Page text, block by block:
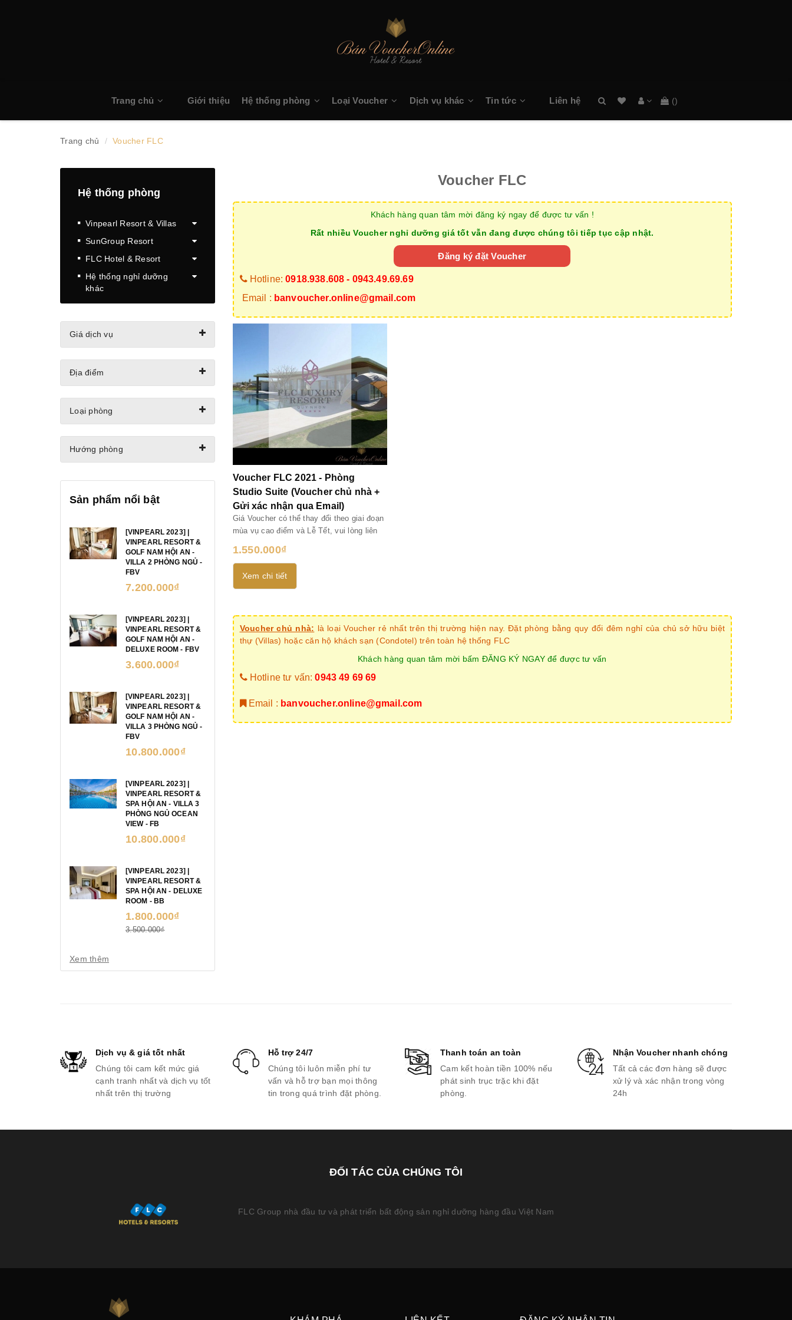
Trang chủ Giới thiệu Hệ thống phòng Loại Voucher Dịch vụ khác Tin tức Liên hệ
sách
()
Trang chủ Voucher FLC
Hệ thống phòng
Vinpearl Resort & Villas
SunGroup Resort
FLC Hotel & Resort
Hệ thống nghỉ dưỡng
khác
Giá dịch vụ
Địa điểm
Loại phòng
Hướng phòng
Sản phẩm nổi bật
[VINPEARL 2023] |
VINPEARL RESORT &
GOLF NAM HỘI AN -
VILLA 2 PHÒNG NGỦ -
FBV
7.200.000₫
[VINPEARL 2023] |
VINPEARL RESORT &
GOLF NAM HỘI AN -
DELUXE ROOM - FBV
3.600.000₫
[VINPEARL 2023] |
VINPEARL RESORT &
GOLF NAM HỘI AN -
VILLA 3 PHÒNG NGỦ -
FBV
10.800.000₫
[VINPEARL 2023] |
VINPEARL RESORT &
SPA HỘI AN - VILLA 3
PHÒNG NGỦ OCEAN
VIEW - FB
10.800.000₫
[VINPEARL 2023] |
VINPEARL RESORT &
SPA HỘI AN - DELUXE
ROOM - BB
1.800.000₫
3.500.000₫
Xem thêm
Voucher FLC
Khách hàng quan tâm mời đăng ký ngay để được tư vấn !
Rất nhiều Voucher nghỉ dưỡng giá tốt vẫn đang được chúng tôi tiếp tục cập nhật.
Đăng ký đặt Voucher
Hotline: 0918.938.608 - 0943.49.69.69
Email : banvoucher.online@gmail.com
Voucher FLC 2021 - Phòng
Studio Suite (Voucher chủ nhà +
Gửi xác nhận qua Email)
Giá Voucher có thể thay đổi theo giai đoạn
mùa vụ cao điểm và Lễ Tết, vui lòng liên
1.550.000₫
Xem chi tiết
Voucher chủ nhà: là loại Voucher rẻ nhất trên thị trường hiện nay. Đặt phòng bằng quy đổi đêm nghỉ của chủ sở hữu biệt
thự (Villas) hoặc căn hộ khách sạn (Condotel) trên toàn hệ thống FLC
Khách hàng quan tâm mời bấm ĐĂNG KÝ NGAY để được tư vấn
Hotline tư vấn: 0943 49 69 69
Email : banvoucher.online@gmail.com
Dịch vụ & giá tốt nhất
Chúng tôi cam kết mức giá
cạnh tranh nhất và dịch vụ tốt
nhất trên thị trường
Hỗ trợ 24/7
Chúng tôi luôn miễn phí tư
vấn và hỗ trợ bạn mọi thông
tin trong quá trình đặt phòng.
Thanh toán an toàn
Cam kết hoàn tiền 100% nếu
phát sinh trục trặc khi đặt
phòng.
Nhận Voucher nhanh chóng
Tất cả các đơn hàng sẽ được
xử lý và xác nhận trong vòng
24h
ĐỐI TÁC CỦA CHÚNG TÔI
FLC Group nhà đầu tư và phát triển bất động sản nghỉ dưỡng hàng đầu Việt Nam